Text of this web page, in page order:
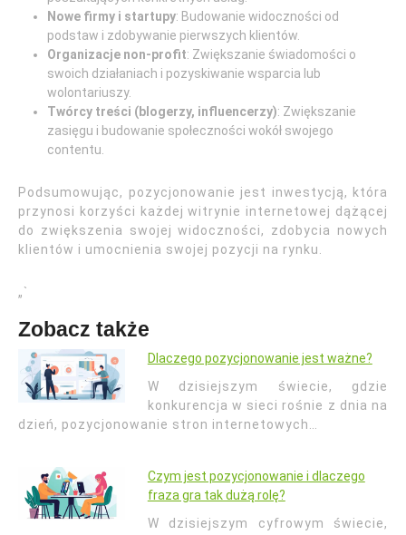
Nowe firmy i startupy: Budowanie widoczności od
podstaw i zdobywanie pierwszych klientów.
Organizacje non-profit: Zwiększanie świadomości o
swoich działaniach i pozyskiwanie wsparcia lub
wolontariuszy.
Twórcy treści (blogerzy, influencerzy): Zwiększanie
zasięgu i budowanie społeczności wokół swojego
contentu.
Podsumowując, pozycjonowanie jest inwestycją, która
przynosi korzyści każdej witrynie internetowej dążącej
do zwiększenia swojej widoczności, zdobycia nowych
klientów i umocnienia swojej pozycji na rynku.
„`
Zobacz także
Dlaczego pozycjonowanie jest ważne?
W dzisiejszym świecie, gdzie
konkurencja w sieci rośnie z dnia na
dzień, pozycjonowanie stron internetowych…
Czym jest pozycjonowanie i dlaczego
fraza gra tak dużą rolę?
W dzisiejszym cyfrowym świecie,